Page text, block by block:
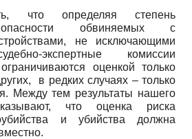
что определяя степень
обвиняемых с
не исключающими
экспертные комиссии
оценкой только
в редких случаях – только
Между тем результаты нашего
что оценка риска
и убийства должна